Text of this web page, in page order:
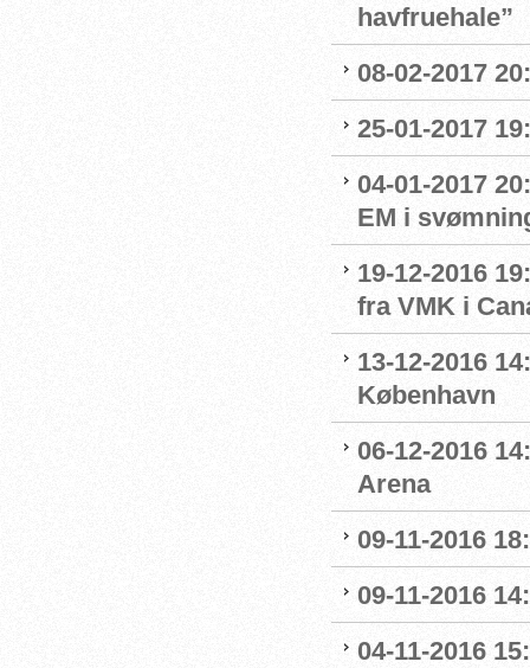
havfruehale”
08-02-2017
25-01-2017
04-01-2017
EM i
19-12-2016
fra VMK i
13-12-2016
København
06-12-2016
Arena
09-11-2016
09-11-2016
04-11-2016